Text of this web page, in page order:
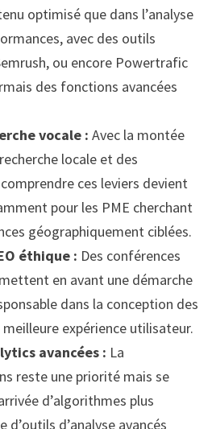
optimisé que dans l’analyse
avec des outils
ou encore Powertrafic
des fonctions avancées
vocale : Avec la montée
locale et des
ces leviers devient
pour les PME cherchant
géographiquement ciblées.
éthique : Des conférences
en avant une démarche
dans la conception des
expérience utilisateur.
avancées : La
reste une priorité mais se
d’algorithmes plus
d’analyse avancés